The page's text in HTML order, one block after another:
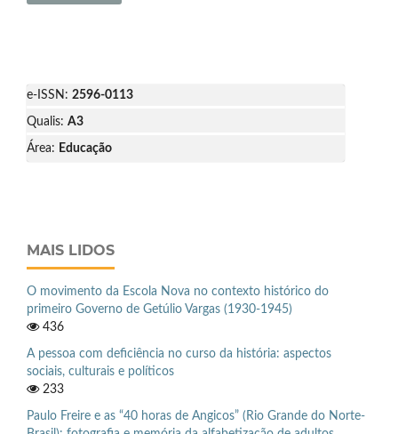
e-ISSN: 2596-0113
Qualis: A3
Área: Educação
MAIS LIDOS
O movimento da Escola Nova no contexto histórico do
primeiro Governo de Getúlio Vargas (1930-1945)
436
A pessoa com deficiência no curso da história: aspectos
sociais, culturais e políticos
233
Paulo Freire e as “40 horas de Angicos” (Rio Grande do Norte-